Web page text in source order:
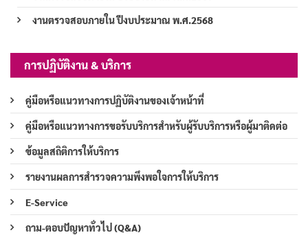
งานตรวจสอบภายใน ปีงบประมาณ พ.ศ.2568
การปฏิบัติงาน & บริการ
คู่มือหรือแนวทางการปฏิบัติงานของเจ้าหน้าที่
คู่มือหรือแนวทางการขอรับบริการสำหรับผู้รับบริการหรือผู้มาติดต่อ
ข้อมูลสถิติการให้บริการ
รายงานผลการสำรวจความพึงพอใจการให้บริการ
E-Service
ถาม-ตอบปัญหาทั่วไป (Q&A)